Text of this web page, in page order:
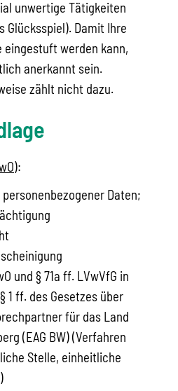
unwertige Tätigkeiten
Glücksspiel). Damit Ihre
eingestuft werden kann,
anerkannt sein.
zählt nicht dazu.
:
personenbezogener Daten;
und § 71a ff. LVwVfG in
1 ff. des Gesetzes über
für das Land
(EAG BW)(Verfahren
Stelle, einheitliche